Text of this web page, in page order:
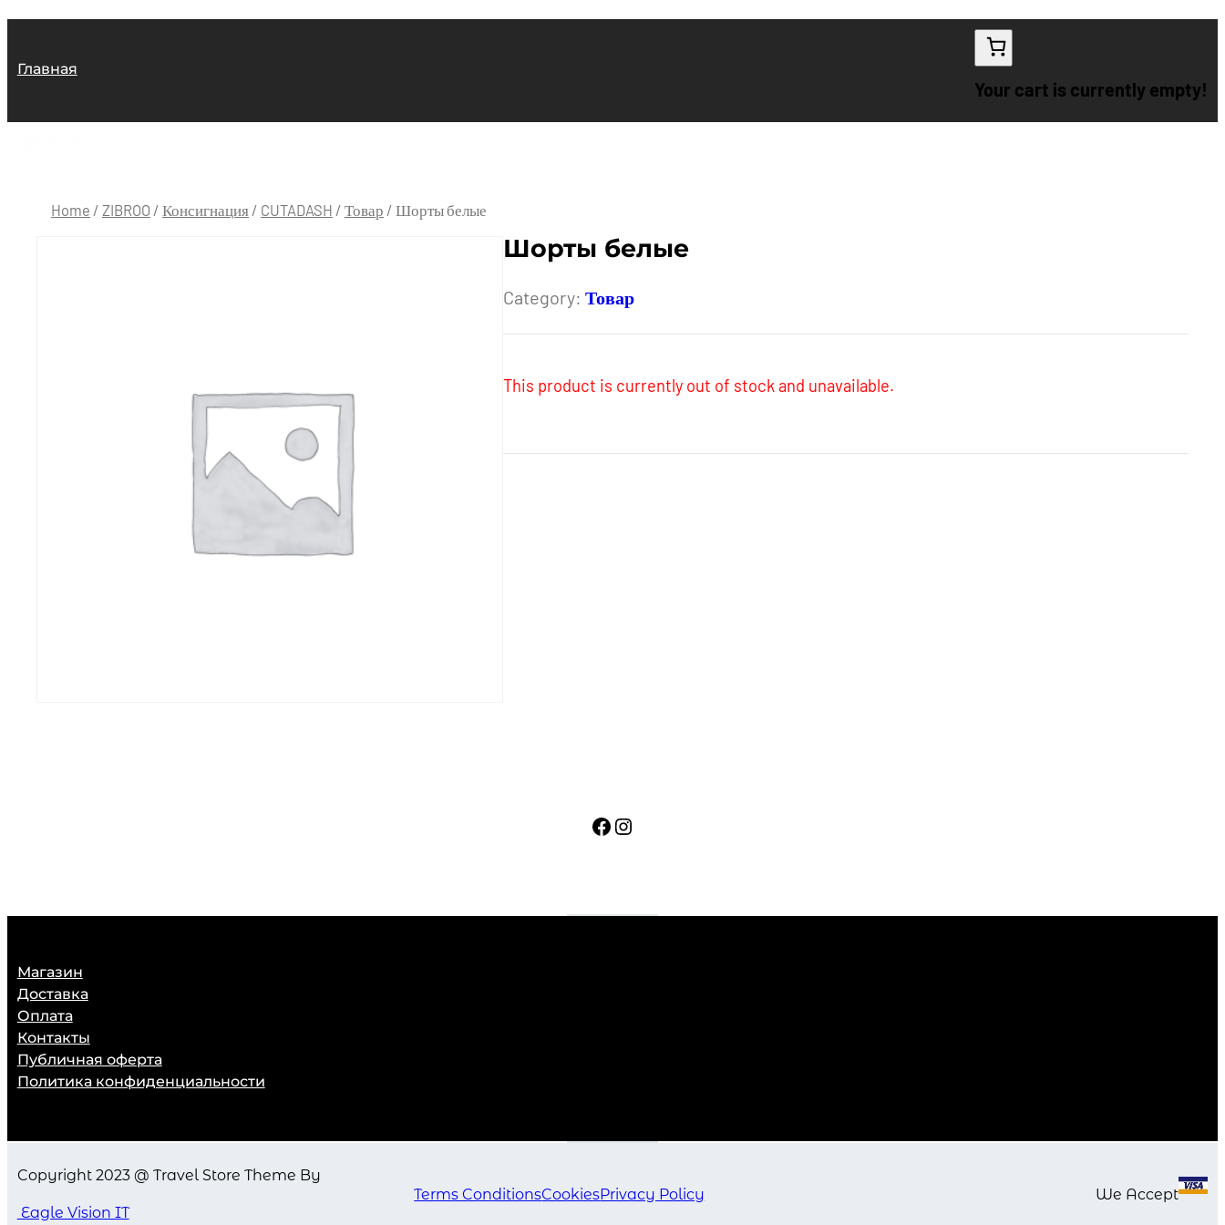
Главная
Your cart is currently empty!
Home / ZIBROO / Консигнация / CUTADASH / Товар / Шорты белые
Шорты белые
Category: Товар
This product is currently out of stock and unavailable.
Facebook
Instagram
Магазин
Доставка
Оплата
Контакты
Публичная оферта
Политика конфиденциальности
Copyright 2023 @ Travel Store Theme By
Eagle Vision IT
Terms ConditionsCookiesPrivacy Policy We Accept